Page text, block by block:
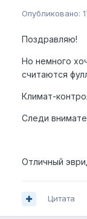
Опубликовано:
Поздравляю!
Но немного
считаются
Климат-
Следи
Отличный
Цитата